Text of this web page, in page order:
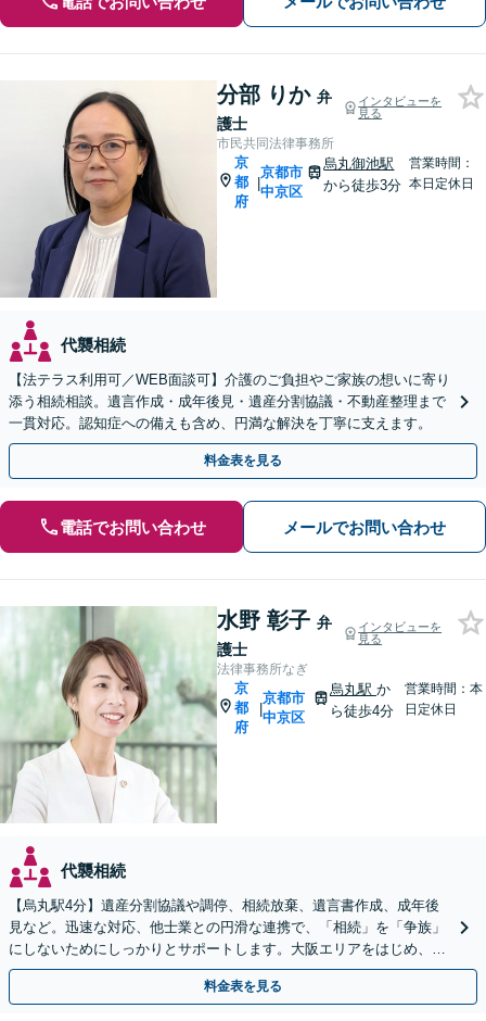
分部 りか 弁
護士
インタビューを
見る
市民共同法律事務所
京
都
府
|
京都市
中京区
烏丸御池駅
から徒歩3分
営業時間：
本日定休日
代襲相続
【法テラス利用可／WEB面談可】介護のご負担やご家族の想いに寄り
添う相続相談。遺言作成・成年後見・遺産分割協議・不動産整理まで
一貫対応。認知症への備えも含め、円満な解決を丁寧に支えます。
料金表を見る
電話でお問い合わせ メールでお問い合わせ
水野 彰子 弁
護士
インタビューを
見る
法律事務所なぎ
京
都
府
|
京都市
中京区
烏丸駅 か
ら徒歩4分
営業時間：本
日定休日
代襲相続
【烏丸駅4分】遺産分割協議や調停、相続放棄、遺言書作成、成年後
見など。迅速な対応、他士業との円滑な連携で、「相続」を「争族」
にしないためにしっかりとサポートします。大阪エリアをはじめ、出
張相談も対応します【Web面談可】【初回相談無料】
料金表を見る